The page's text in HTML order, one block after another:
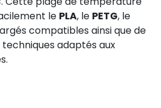
le PLA, le PETG, le
compatibles ainsi que de
adaptés aux